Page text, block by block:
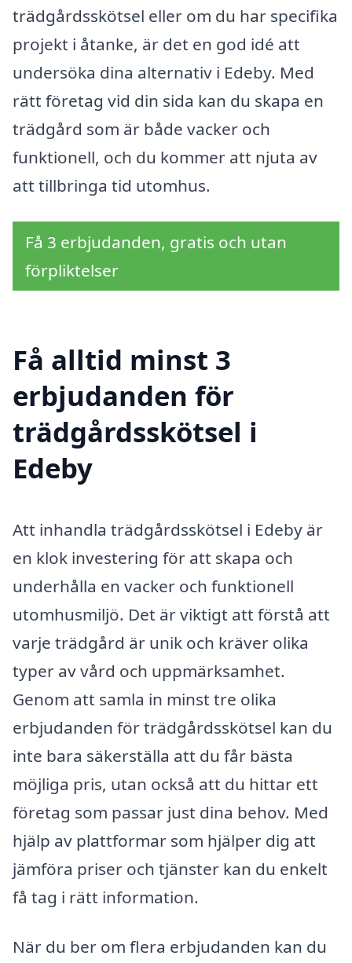
trädgårdsskötsel eller om du har specifika
projekt i åtanke, är det en god idé att
undersöka dina alternativ i Edeby. Med
rätt företag vid din sida kan du skapa en
trädgård som är både vacker och
funktionell, och du kommer att njuta av
att tillbringa tid utomhus.
Få 3 erbjudanden, gratis och utan
förpliktelser
Få alltid minst 3
erbjudanden för
trädgårdsskötsel i
Edeby
Att inhandla trädgårdsskötsel i Edeby är
en klok investering för att skapa och
underhålla en vacker och funktionell
utomhusmiljö. Det är viktigt att förstå att
varje trädgård är unik och kräver olika
typer av vård och uppmärksamhet.
Genom att samla in minst tre olika
erbjudanden för trädgårdsskötsel kan du
inte bara säkerställa att du får bästa
möjliga pris, utan också att du hittar ett
företag som passar just dina behov. Med
hjälp av plattformar som hjälper dig att
jämföra priser och tjänster kan du enkelt
få tag i rätt information.
När du ber om flera erbjudanden kan du